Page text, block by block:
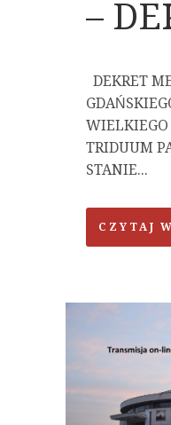
–
DEKRET
TRIDUUM
STANIE...
CZYTAJ